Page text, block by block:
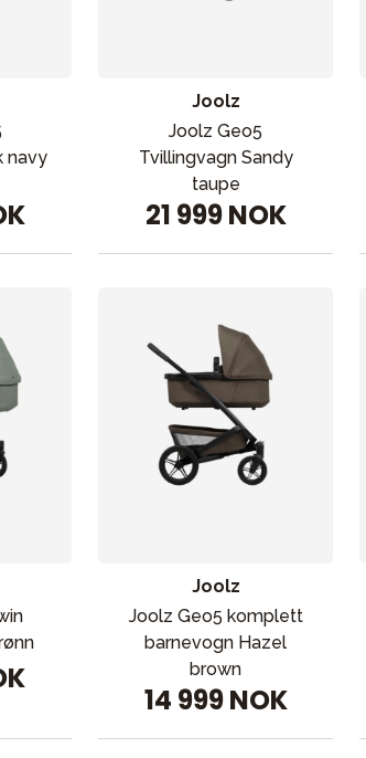
navy
Joolz
Joolz Geo5
Tvillingvagn Sandy
taupe
21 999 NOK
Joolz
Joolz Geo5 komplett
barnevogn Hazel
brown
14 999 NOK
VÅRT SORTIMENT
Mamma & Pappa
Møbler & seng
Tilbehør
Reservedeler